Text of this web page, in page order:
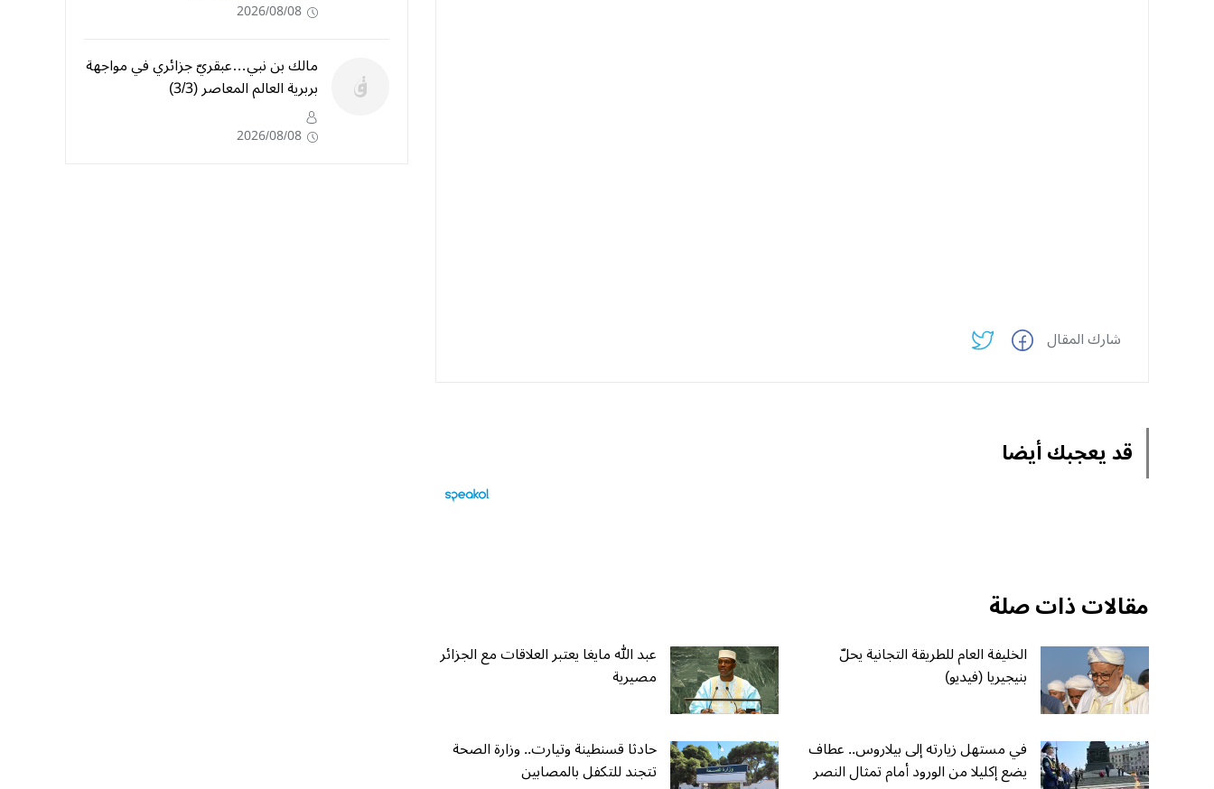
شارك المقال
قد يعجبك أيضا
مقالات ذات صلة
الخليفة العام للطريقة التجانية يحلّ
بنيجيريا (فيديو)
عبد الله مايغا يعتبر العلاقات مع الجزائر
مصيرية
في مستهل زيارته إلى بيلاروس.. عطاف
يضع إكليلا من الورود أمام تمثال النصر
حادثا قسنطينة وتيارت.. وزارة الصحة
تتجند للتكفل بالمصابين
2026/08/08
مالك بن نبي…عبقريّ جزائري في مواجهة
بربرية العالم المعاصر (3/3)
2026/08/08